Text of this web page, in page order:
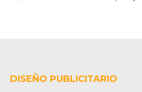
DISEÑO PUBLICITARIO